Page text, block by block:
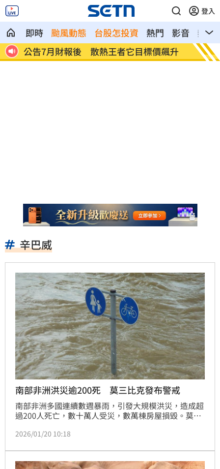
登入
即時 颱風動態 台股怎投資 熱門 影音
熱搜
秋天第一杯奶茶害的？飲料店員大戰外送
員
票
辛巴威
南部非洲洪災逾200死 莫三比克發布警戒
南部非洲多國連續數週暴雨，引發大規模洪災，造成超
過200人死亡，數十萬人受災，數萬棟房屋損毀。莫三
2026/01/20 10:18